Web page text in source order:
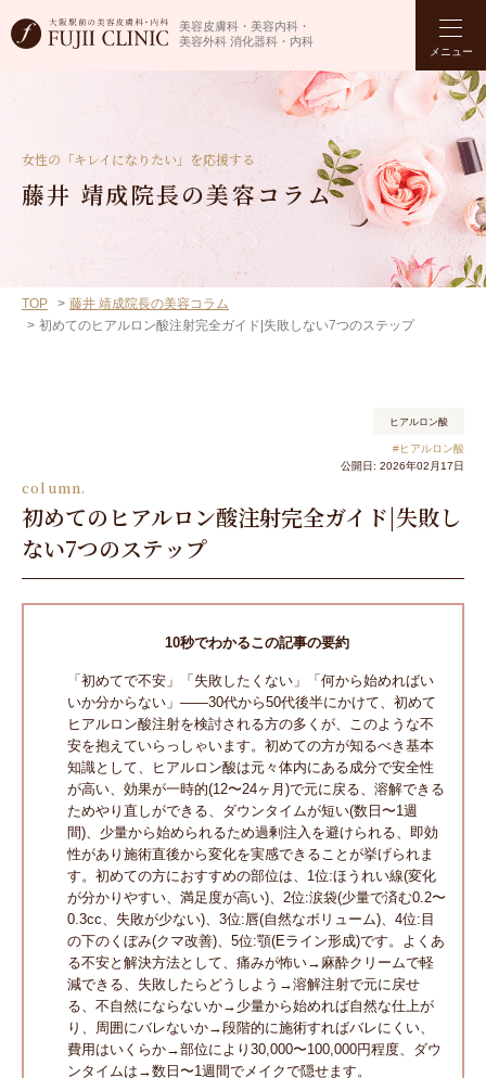
美容皮膚科・美容内科・
美容外科 消化器科・内科
メニュー
女性の「キレイになりたい」を応援する
藤井 靖成院長の美容コラム
TOP
藤井 靖成院長の美容コラム
初めてのヒアルロン酸注射完全ガイド|失敗しない7つのステップ
ヒアルロン酸
#ヒアルロン酸
公開日: 2026年02月17日
column.
初めてのヒアルロン酸注射完全ガイド|失敗し
ない7つのステップ
10秒でわかるこの記事の要約
「初めてで不安」「失敗したくない」「何から始めればい
いか分からない」――30代から50代後半にかけて、初めて
ヒアルロン酸注射を検討される方の多くが、このような不
安を抱えていらっしゃいます。初めての方が知るべき基本
知識として、ヒアルロン酸は元々体内にある成分で安全性
が高い、効果が一時的(12〜24ヶ月)で元に戻る、溶解できる
ためやり直しができる、ダウンタイムが短い(数日〜1週
間)、少量から始められるため過剰注入を避けられる、即効
性があり施術直後から変化を実感できることが挙げられま
す。初めての方におすすめの部位は、1位:ほうれい線(変化
が分かりやすい、満足度が高い)、2位:涙袋(少量で済む0.2〜
0.3cc、失敗が少ない)、3位:唇(自然なボリューム)、4位:目
の下のくぼみ(クマ改善)、5位:顎(Eライン形成)です。よくあ
る不安と解決方法として、痛みが怖い→麻酔クリームで軽
減できる、失敗したらどうしよう→溶解注射で元に戻せ
る、不自然にならないか→少量から始めれば自然な仕上が
り、周囲にバレないか→段階的に施術すればバレにくい、
費用はいくらか→部位により30,000〜100,000円程度、ダウ
ンタイムは→数日〜1週間でメイクで隠せます。